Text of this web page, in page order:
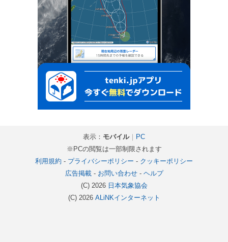
表示： モバイル｜
PC
※PCの閲覧は一部制限されます
利用規約 - プライバシーポリシー - クッキーポリシー
広告掲載- お問い合わせ- ヘルプ
(C) 2026 日本気象協会
(C) 2026 ALiNKインターネット